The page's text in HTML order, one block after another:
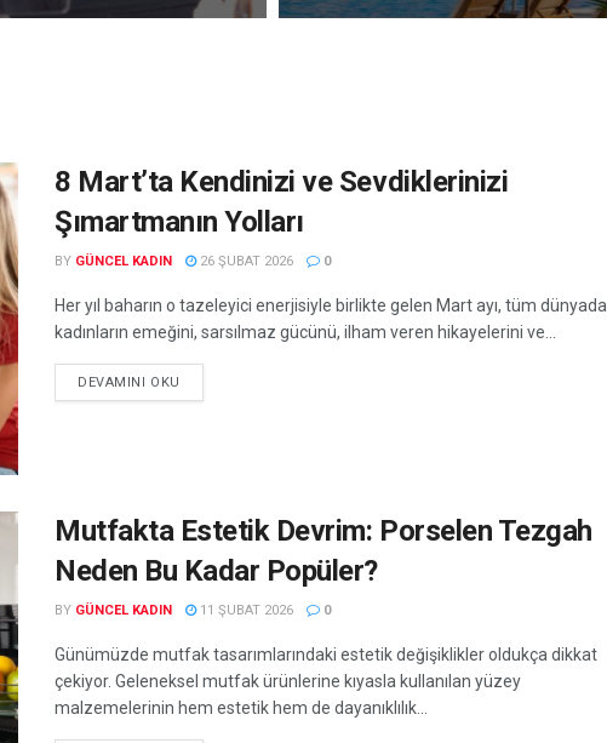
8 Mart’ta Kendinizi ve Sevdiklerinizi
Şımartmanın Yolları
BY GÜNCEL KADIN 26 ŞUBAT 2026 0
Her yıl baharın o tazeleyici enerjisiyle birlikte gelen Mart ayı, tüm dünyada
kadınların emeğini, sarsılmaz gücünü, ilham veren hikayelerini ve...
DEVAMINI OKU
Mutfakta Estetik Devrim: Porselen Tezgah
Neden Bu Kadar Popüler?
BY GÜNCEL KADIN 11 ŞUBAT 2026 0
Günümüzde mutfak tasarımlarındaki estetik değişiklikler oldukça dikkat
çekiyor. Geleneksel mutfak ürünlerine kıyasla kullanılan yüzey
malzemelerinin hem estetik hem de dayanıklılık...